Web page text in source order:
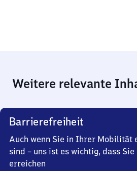
Weitere relevante
Barrierefreiheit
Auch wenn Sie in Ihrer Mobilität
sind – uns ist es wichtig, dass
erreichen